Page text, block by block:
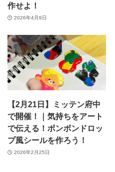
作せよ！
2026年4月9日
【2月21日】ミッテン府中
で開催！｜気持ちをアート
で伝える！ボンボンドロッ
プ風シールを作ろう！
2026年2月25日